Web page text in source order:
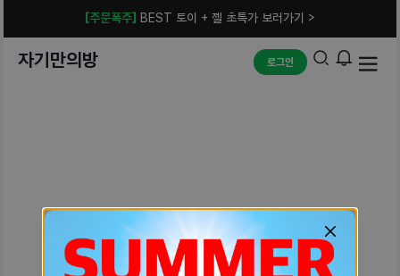
[주문폭주] BEST 토이 + 젤 초특가 보러가기 >
자기만의방 로그인